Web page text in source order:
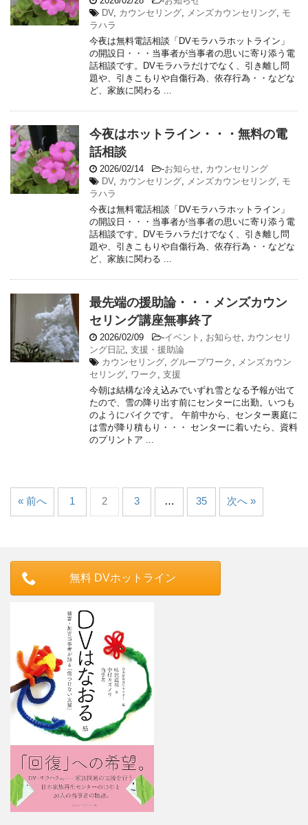
DV, カウンセリング, メンズカウンセリング, モ
ラハラ
今夜は無料電話相談「DVモラハラホットライン」
の開設日・・・当事者が当事者の思いに寄り添う電
話相談です。DVモラハラだけでなく、引き離し問
題や、引きこもりや自傷行為、依存行為・・などな
ど、家族に関わる ...
今夜はホットライン・・・無料の電
話相談
2026/02/14 -お知らせ, カウンセリング
DV, カウンセリング, メンズカウンセリング, モ
ラハラ
今夜は無料電話相談「DVモラハラホットライン」
の開設日・・・当事者が当事者の思いに寄り添う電
話相談です。DVモラハラだけでなく、引き離し問
題や、引きこもりや自傷行為、依存行為・・などな
ど、家族に関わる ...
最先端の援助論・・・メンズカウン
セリング講座無事終了
2026/02/09 -イベント , お知らせ, カウンセリ
ング日記, 支援・援助論
カウンセリング, グループワーク , メンズカウン
セリング, ワーク , 支援
今朝は結構な冷え込みでいずれ雪となる予報が出て
たので、雪の降り出す前にセンターに出勤。いつも
のようにバイクです。 午前中から、センター裏庭に
は雪が降り積もり・・・ センターに着いたら、資料
のプリントア ...
« 前へ 1 2 3 … 35 次へ »
無料 DVホットライン